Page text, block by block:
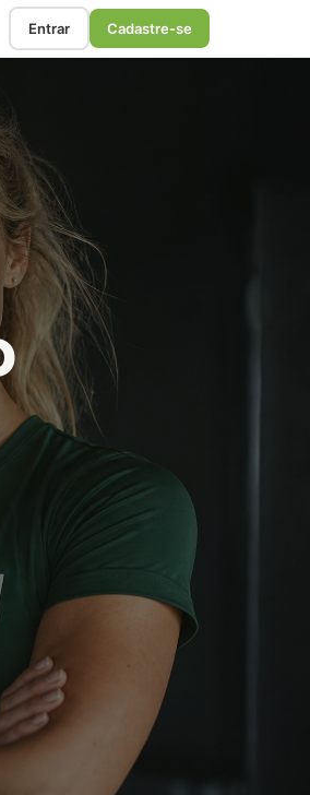
Entrar Cadastre-se